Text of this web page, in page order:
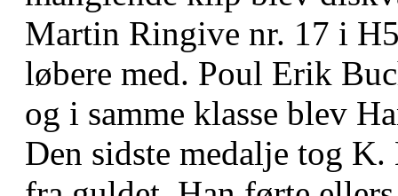
Martin Ringive nr. 17 i
løbere med. Poul Erik
og i samme klasse blev
Den sidste medalje tog